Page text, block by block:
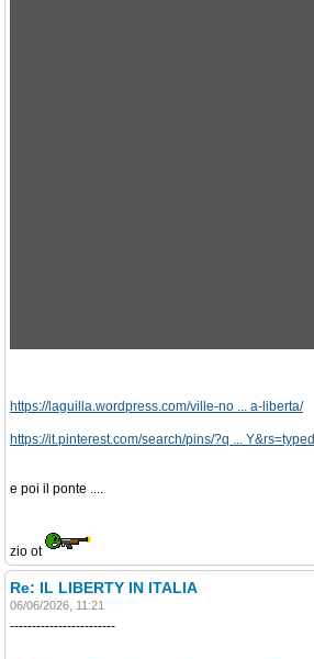
https://laguilla.wordpress.com/ville-no ... a-liberta/
https://it.pinterest.com/search/pins/?q ... Y&rs=typed
e poi il ponte ....
zio ot
Re: IL LIBERTY IN ITALIA
06/06/2026, 11:21
------------------------